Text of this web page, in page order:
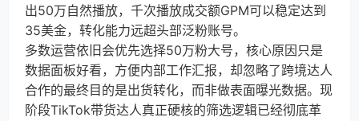
出50万自然播放，千次播放成交额GPM可以稳定达到
35美金，转化能力远超头部泛粉账号。
多数运营依旧会优先选择50万粉大号，核心原因只是
数据面板好看，方便内部工作汇报，却忽略了跨境达人
合作的最终目的是出货转化，而非做表面曝光数据。现
阶段TikTok带货达人真正硬核的筛选逻辑已经彻底革